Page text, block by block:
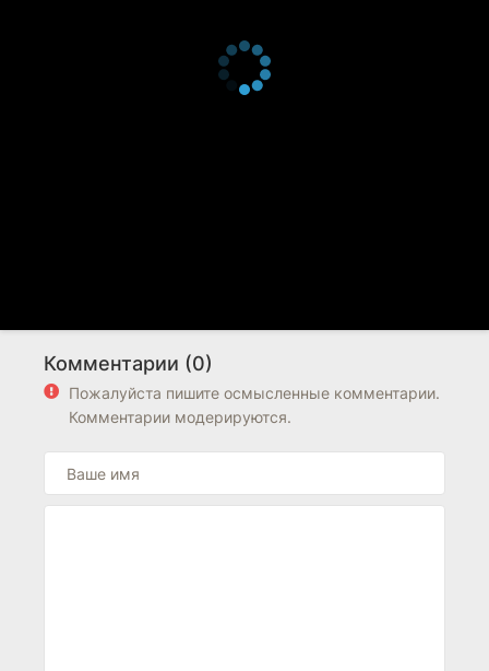
Комментарии (0)
Пожалуйста пишите осмысленные комментарии.
Комментарии модерируются.